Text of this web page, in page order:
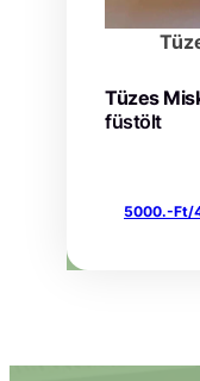
Tüzes
füstölt
5000.-Ft/